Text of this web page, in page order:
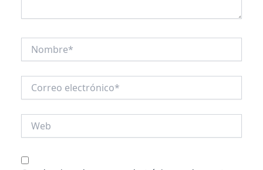
electrónico*